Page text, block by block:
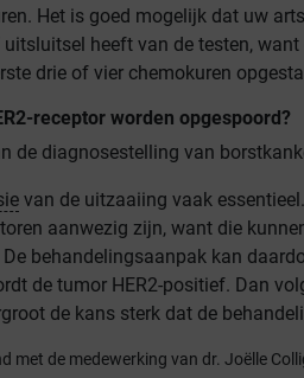
Het is goed mogelijk dat uw
heeft van de testen,
drie of vier chemokuren
receptor worden opgespoord?
de diagnosestelling van
van de uitzaaiing vaak
aanwezig zijn, want die
behandelingsaanpak kan
de tumor HER2-positief. Dan
de kans sterk dat de
met de medewerking van dr. Joëlle